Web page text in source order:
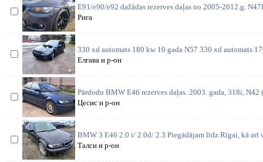
E91/e90/e92 dažādas rezerves daļas no 2005-2012.g.
Рига
330 xd automats 180 kw 10 gada N57 330 xd automats
Елгава и р-он
Pārdodu BMW E46 rezerves daļas. 2003. gada, 318i, N42
Цесис и р-он
BMW 3 E46 2.0 i/ 2.0d/ 2.3 Piegādājam līdz Rīgai, kā arī
Талси и р-он